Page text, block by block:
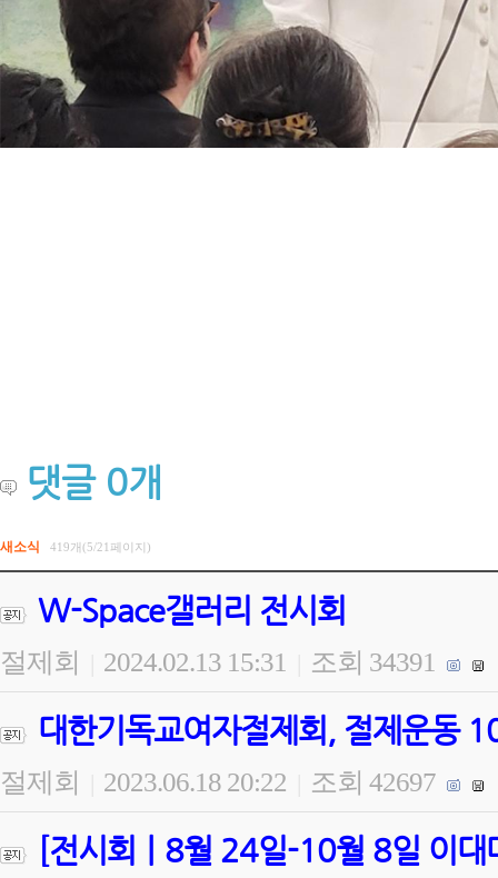
댓글 0개
새소식 419개(5/21페이지)
W-Space갤러리 전시회
절제회 2024.02.13 15:31 조회 34391
대한기독교여자절제회, 절제운동
절제회 2023.06.18 20:22 조회 42697
[전시회ㅣ8월 24일-10월 8일 이대